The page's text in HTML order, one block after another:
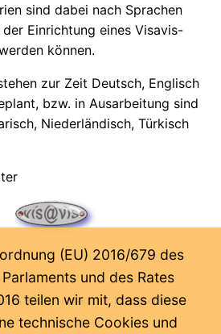
sind dabei nach Sprachen
Einrichtung eines Visavis-
können.
zur Zeit Deutsch, Englisch
bzw. in Ausarbeitung sind
Niederländisch, Türkisch
2008- Kategorie: Neuigkeiten-
...
(EU) 2016/679 des
und des Rates
teilen wir mit, dass diese
technische Cookies und